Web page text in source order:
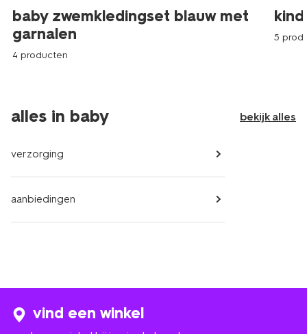
baby zwemkledingset blauw met
garnalen
4 producten
5
alles in baby bekijk alles
verzorging
aanbiedingen
vind een winkel